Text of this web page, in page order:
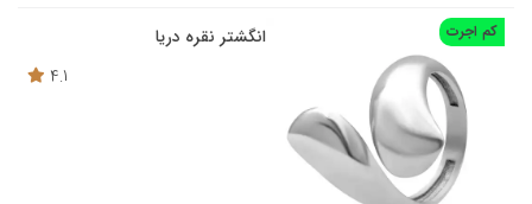
کم اجرت
انگشتر نقره دریا
4.1